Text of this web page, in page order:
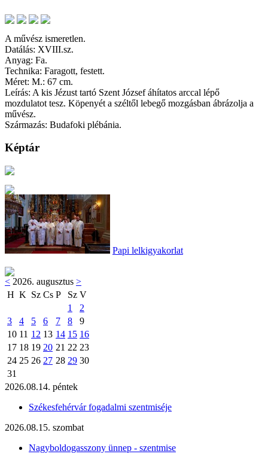
A művész ismeretlen.
Datálás: XVIII.sz.
Anyag: Fa.
Technika: Faragott, festett.
Méret: M.: 67 cm.
Leírás: A kis Jézust tartó Szent József áhítatos arccal lépő
mozdulatot tesz. Köpenyét a széltől lebegő mozgásban ábrázolja a
művész.
Származás: Budafoki plébánia.
Képtár
Papi lelkigyakorlat
< 2026. augusztus >
H K Sz Cs P Sz V
1
2
3
4 5 6 7 8
9
10 11 12 13 14 15 16
17 18 19 20 21 22 23
24 25 26 27 28 29 30
31
2026.08.14. péntek
Székesfehérvár fogadalmi szentmiséje
2026.08.15. szombat
Nagyboldogasszony ünnep - szentmise